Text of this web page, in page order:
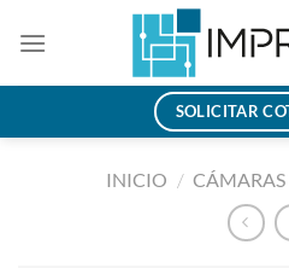
SOLICITAR
INICIO / CÁMARAS